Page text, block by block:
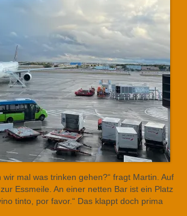
mal was trinken gehen?“ fragt Martin. Auf
Essmeile. An einer netten Bar ist ein Platz
tinto, por favor.“ Das klappt doch prima